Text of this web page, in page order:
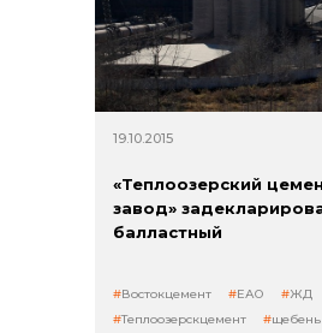
19.10.2015
«Теплоозерский
завод»
балластный
Востокцемент ЕАО
ЖД
Теплоозерскцемент
щебень